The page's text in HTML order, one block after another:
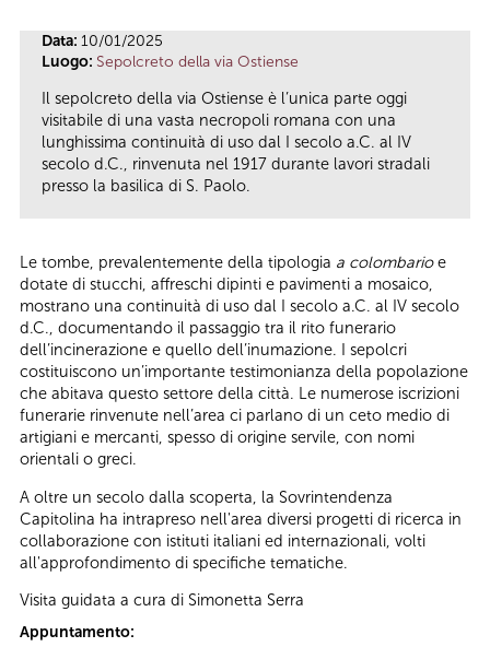
Data: 10/01/2025
Luogo: Sepolcreto della via Ostiense
Il sepolcreto della via Ostiense è l’unica parte oggi
visitabile di una vasta necropoli romana con una
lunghissima continuità di uso dal I secolo a.C. al IV
secolo d.C., rinvenuta nel 1917 durante lavori stradali
presso la basilica di S. Paolo.
Le tombe, prevalentemente della tipologia a colombarioe
dotate di stucchi, affreschi dipinti e pavimenti a mosaico,
mostrano una continuità di uso dal I secolo a.C. al IV secolo
d.C., documentando il passaggio tra il rito funerario
dell’incinerazione e quello dell’inumazione. I sepolcri
costituiscono un’importante testimonianza della popolazione
che abitava questo settore della città. Le numerose iscrizioni
funerarie rinvenute nell’area ci parlano di un ceto medio di
artigiani e mercanti, spesso di origine servile, con nomi
orientali o greci.
A oltre un secolo dalla scoperta, la Sovrintendenza
Capitolina ha intrapreso nell'area diversi progetti di ricerca in
collaborazione con istituti italiani ed internazionali, volti
all'approfondimento di specifiche tematiche.
Visita guidata a cura di Simonetta Serra
Appuntamento: